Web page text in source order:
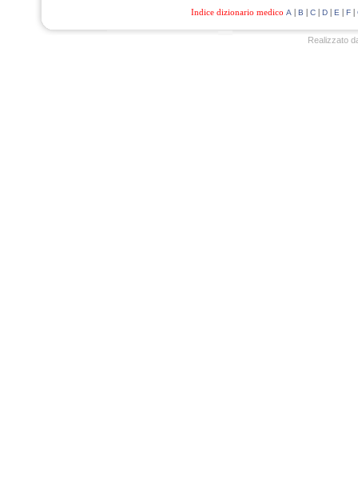
Indice dizionario medico A | B | C| D| E | F|
Realizzato